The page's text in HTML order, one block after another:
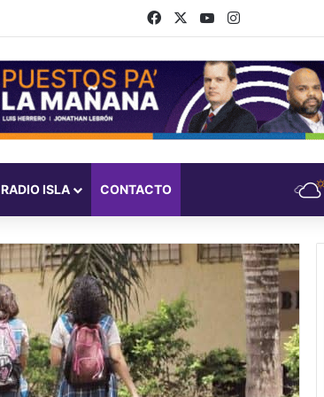
FacebookYouTubeInstagram
RADIO ISLA CONTACTO